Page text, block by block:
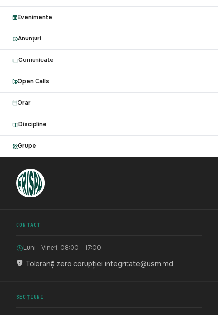
Evenimente
Anunțuri
Comunicate
Open Calls
Orar
Discipline
Grupe
CONTACT
Luni – Vineri, 08:00 – 17:00
Toleranță zero corupției integritate@usm.md
SECȚIUNI